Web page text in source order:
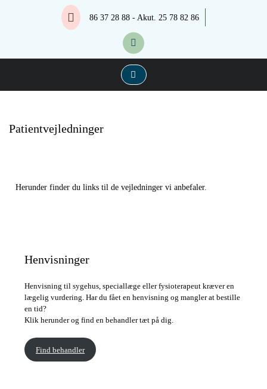
Lægerne Ulrich & Stork
Lægerne Ulrich & Stork
86 37 28 88 - Akut. 25 78 82 86
Patientvejledninger
Herunder finder du links til de vejledninger vi anbefaler.
Henvisninger
Henvisning til sygehus, speciallæge eller fysioterapeut kræver en
lægelig vurdering. Har du fået en henvisning og mangler at bestille
en tid?
Klik herunder og find en behandler tæt på dig.
Find behandler